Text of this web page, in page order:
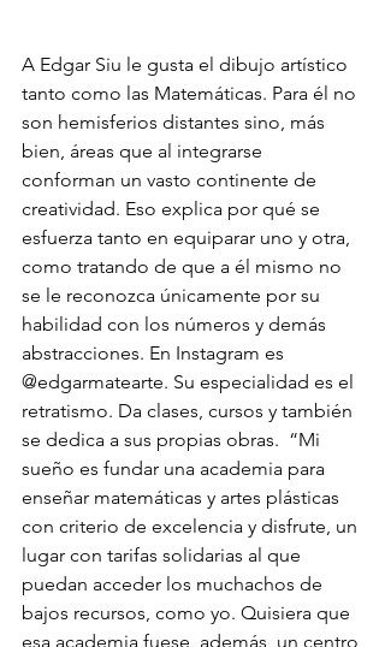
A Edgar Siu le gusta el dibujo artístico
tanto como las Matemáticas. Para él no
son hemisferios distantes sino, más
bien, áreas que al integrarse
conforman un vasto continente de
creatividad. Eso explica por qué se
esfuerza tanto en equiparar uno y otra,
como tratando de que a él mismo no
se le reconozca únicamente por su
habilidad con los números y demás
abstracciones. En Instagram es
@edgarmatearte. Su especialidad es el
retratismo. Da clases, cursos y también
se dedica a sus propias obras.  “Mi
sueño es fundar una academia para
enseñar matemáticas y artes plásticas
con criterio de excelencia y disfrute, un
lugar con tarifas solidarias al que
puedan acceder los muchachos de
bajos recursos, como yo. Quisiera que
esa academia fuese, además, un centro